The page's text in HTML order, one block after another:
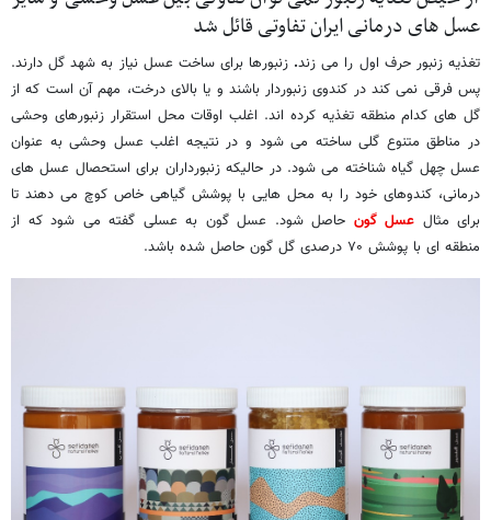
عسل های درمانی ایران تفاوتی قائل شد
تغذیه زنبور حرف اول را می زند. زنبورها برای ساخت عسل نیاز به شهد گل دارند.
پس فرقی نمی کند در کندوی زنبوردار باشند و یا بالای درخت، مهم آن است که از
گل های کدام منطقه تغذیه کرده اند. اغلب اوقات محل استقرار زنبورهای وحشی
در مناطق متنوع گلی ساخته می شود و در نتیجه اغلب عسل وحشی به عنوان
عسل چهل گیاه شناخته می شود. در حالیکه زنبورداران برای استحصال عسل های
درمانی، کندوهای خود را به محل هایی با پوشش گیاهی خاص کوچ می دهند تا
برای مثال عسل گون حاصل شود. عسل گون به عسلی گفته می شود که از
منطقه ای با پوشش ۷۰ درصدی گل گون حاصل شده باشد.